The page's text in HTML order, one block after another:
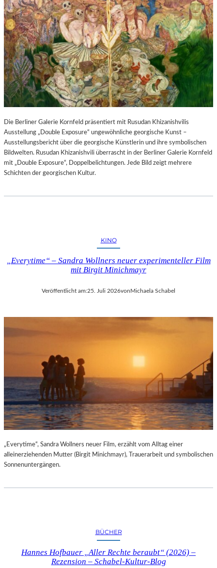
Die Berliner Galerie Kornfeld präsentiert mit Rusudan Khizanishvilis
Ausstellung „Double Exposure“ ungewöhnliche georgische Kunst –
Ausstellungsbericht über die georgische Künstlerin und ihre symbolischen
Bildwelten. Rusudan Khizanishvili überrascht in der Berliner Galerie Kornfeld
mit „Double Exposure“, Doppelbelichtungen. Jede Bild zeigt mehrere
Schichten der georgischen Kultur.
KINO
„Everytime“ – Sandra Wollners neuer experimenteller Film
mit Birgit Minichmayr
Veröffentlicht am:25. Juli 2026vonMichaela Schabel
„Everytime“, Sandra Wollners neuer Film, erzählt vom Alltag einer
alleinerziehenden Mutter (Birgit Minichmayr), Trauerarbeit und symbolischen
Sonnenuntergängen.
BÜCHER
Hannes Hofbauer „Aller Rechte beraubt“ (2026) –
Rezension – Schabel-Kultur-Blog